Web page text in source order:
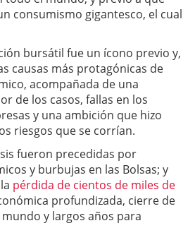
consumismo gigantesco, el cual
bursátil fue un ícono previo y,
causas más protagónicas de
acompañada de una
de los casos, fallas en los
y una ambición que hizo
riesgos que se corrían.
fueron precedidas por
y burbujas en las Bolsas; y
pérdida de cientos de miles de
profundizada, cierre de
y largos años para